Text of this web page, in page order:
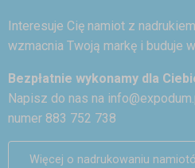
Interesuje Cię namiot z
wzmacnia Twoją markę i buduje
Bezpłatnie wykonamy dla
Napisz do nas na
numer 883 752 738
Więcej o nadrukowaniu